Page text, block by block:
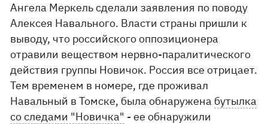
Ангела Меркель сделали заявления по поводу
Алексея Навального. Власти страны пришли к
выводу, что российского оппозиционера
отравили веществом нервно-паралитического
действия группы Новичок. Россия все отрицает.
Тем временем в номере, где проживал
Навальный в Томске, была обнаружена бутылка
со следами "Новичка" - ее обнаружили